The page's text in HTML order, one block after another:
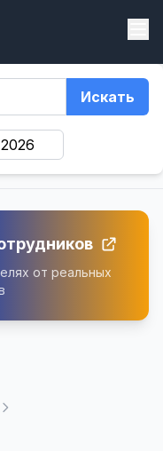
Искать
от реальных